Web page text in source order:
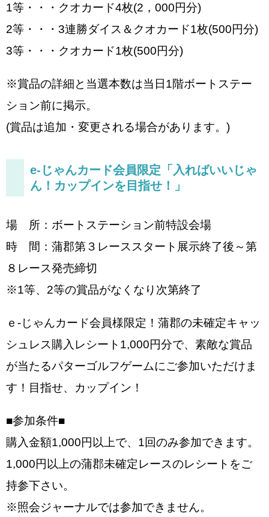
1等・・・クオカード4枚(2，000円分)
2等・・・3連勝ダイス＆クオカード1枚(500円分)
3等・・・クオカード1枚(500円分)
※賞品の詳細と当選本数は当日1階ボートステー
ション前に掲示。
(賞品は追加・変更される場合があります。)
e-じゃんカード会員限定「入ればいいじゃ
ん！カップインを目指せ！」
場 所：ボートステーション前特設会場
時 間：蒲郡第３レーススタート展示終了後～第
８レース発売締切
※1等、2等の賞品がなくなり次第終了
ｅ-じゃんカード会員様限定！蒲郡の未確定キャッ
シュレス購入レシート1,000円分で、素敵な賞品
が当たるパターゴルフゲームにご参加いただけま
す！目指せ、カップイン！
■参加条件■
購入金額1,000円以上で、1回のみ参加できます。
1,000円以上の蒲郡未確定レースのレシートをご
持参下さい。
※照会ジャーナルでは参加できません。